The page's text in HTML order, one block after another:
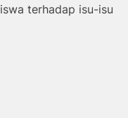
terhadap isu-isu